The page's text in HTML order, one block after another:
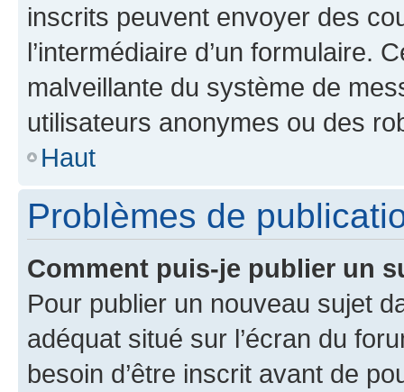
inscrits peuvent envoyer des
l’intermédiaire d’un formulaire.
malveillante du système de
utilisateurs anonymes ou des
Haut
Problèmes de
Comment puis-je publier un
Pour publier un nouveau sujet
adéquat situé sur l’écran du
besoin d’être inscrit avant de